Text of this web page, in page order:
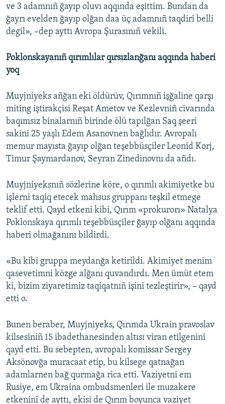
ve 3 adamnıñ ğayıp oluvı aqqında eşittim. Bundan da
ğayrı evelden ğayıp olğan daa üç adamnıñ taqdiri belli
degil», –dep ayttı Avropa Şurasınıñ vekili.
Poklonskayanıñ qırımlılar qırsızlanğanı aqqında haberi
yoq
Muyjniyeks añğan eki öldürüv, Qırımnıñ işğaline qarşı
miting iştirakçisi Reşat Ametov ve Kezlevniñ civarında
baqımsız binalarnıñ birinde ölü tapılğan Saq şeeri
sakini 25 yaşlı Edem Asanovnen bağlıdır. Avropalı
memur mayısta ğayıp olğan teşebbüsçiler Leonid Korj,
Timur Şaymardanov, Seyran Zinedinovnı da añdı.
Muyjniyeksnıñ sözlerine köre, o qırımlı akimiyetke bu
işlerni taqiq etecek mahsus gruppanı teşkil etmege
teklif etti. Qayd etkeni kibi, Qırım «prokurorı» Natalya
Poklonskaya qırımlı teşebbüsçiler ğayıp olğanı aqqında
haberi olmağanını bildirdi.
«Bu kibi gruppa meydanğa ketirildi. Akimiyet menim
qasevetimni közge alğanı quvandırdı. Men ümüt etem
ki, bizim ziyaretimiz taqiqatnıñ işini tezleştirir», – qayd
etti o.
Bunen beraber, Muyjniyeks, Qırımda Ukrain pravoslav
kilsesiniñ 15 ibadethanesinden altısı viran etilgenini
qayd etti. Bu sebepten, avropalı komissar Sergey
Aksönovğa muracaat etip, bu kilsege qatnağan
adamlarnen bağ qurmağa rica etti. Vaziyetni em
Rusiye, em Ukraina ombudsmenleri ile muzakere
etkenini de ayttı, ekisi de Qırım boyunca vaziyet